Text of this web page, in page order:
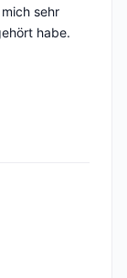
sehr
habe.